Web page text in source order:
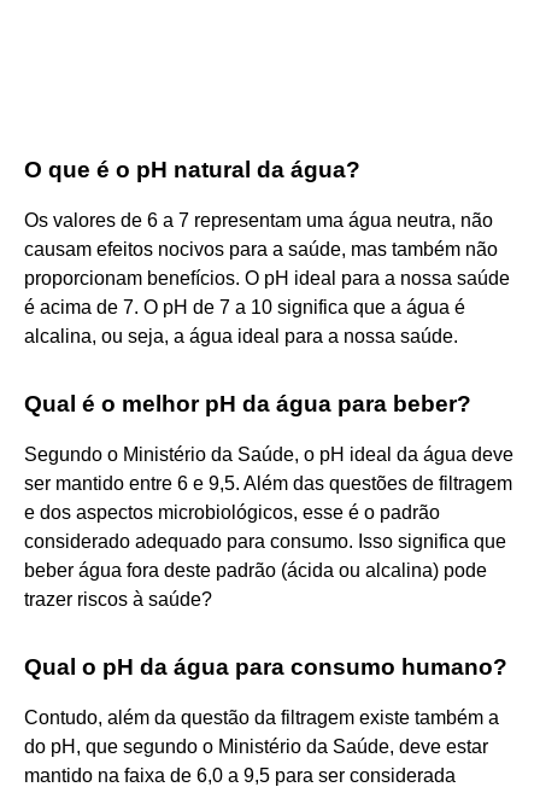
O que é o pH natural da água?
Os valores de 6 a 7 representam uma água neutra, não
causam efeitos nocivos para a saúde, mas também não
proporcionam benefícios. O pH ideal para a nossa saúde
é acima de 7. O pH de 7 a 10 significa que a água é
alcalina, ou seja, a água ideal para a nossa saúde.
Qual é o melhor pH da água para beber?
Segundo o Ministério da Saúde, o pH ideal da água deve
ser mantido entre 6 e 9,5. Além das questões de filtragem
e dos aspectos microbiológicos, esse é o padrão
considerado adequado para consumo. Isso significa que
beber água fora deste padrão (ácida ou alcalina) pode
trazer riscos à saúde?
Qual o pH da água para consumo humano?
Contudo, além da questão da filtragem existe também a
do pH, que segundo o Ministério da Saúde, deve estar
mantido na faixa de 6,0 a 9,5 para ser considerada